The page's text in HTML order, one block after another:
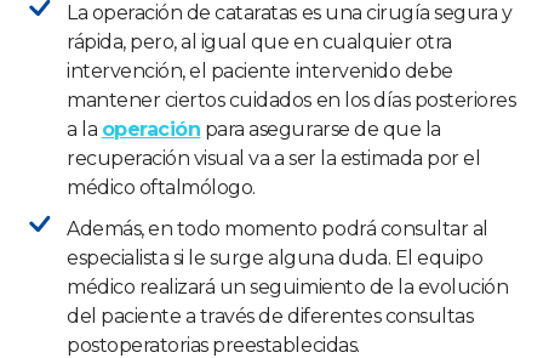
La operación de cataratas es una cirugía segura y
rápida, pero, al igual que en cualquier otra
intervención, el paciente intervenido debe
mantener ciertos cuidados en los días posteriores
a la operación para asegurarse de que la
recuperación visual va a ser la estimada por el
médico oftalmólogo.
Además, en todo momento podrá consultar al
especialista si le surge alguna duda. El equipo
médico realizará un seguimiento de la evolución
del paciente a través de diferentes consultas
postoperatorias preestablecidas.